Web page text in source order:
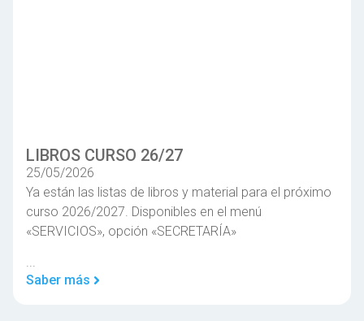
LIBROS CURSO 26/27
25/05/2026
Ya están las listas de libros y material para el próximo
curso 2026/2027. Disponibles en el menú
«SERVICIOS», opción «SECRETARÍA»
...
Saber más